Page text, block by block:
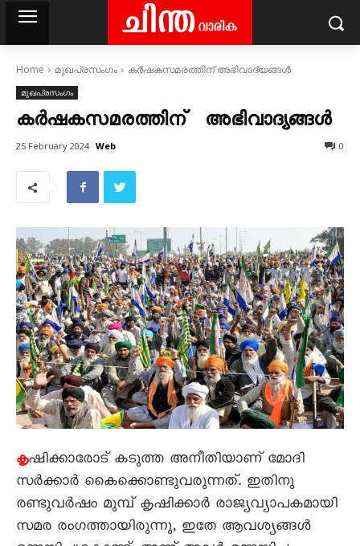
Home മുഖപ്രസംഗം കർഷകസമരത്തിന് അഭിവാദ്യങ്ങൾ
മുഖപ്രസംഗം
കർഷകസമരത്തിന് അഭിവാദ്യങ്ങൾ
25 February 2024 Web 0
കൃഷിക്കാരോട് കടുത്ത അനീതിയാണ് മോദി
സർക്കാർ കെെക്കൊണ്ടുവരുന്നത്. ഇതിനു
രണ്ടുവർഷം മുമ്പ് കൃഷിക്കാർ രാജ്യവ്യാപകമായി
സമര രംഗത്തായിരുന്നു, ഇതേ ആവശ്യങ്ങൾ